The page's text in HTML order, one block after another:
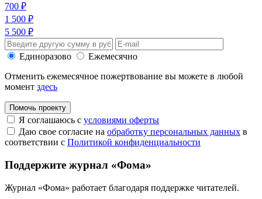
700 ₽
1 500 ₽
5 500 ₽
Единоразово
Ежемесячно
Отменить ежемесячное пожертвование вы можете в любой
момент здесь
Помочь проекту
Я соглашаюсь с условиями оферты
Даю свое согласие на обработку персональных данных в
соответствии с Политикой конфиденциальности
Поддержите журнал «Фома»
Журнал «Фома» работает благодаря поддержке читателей.